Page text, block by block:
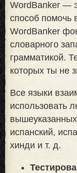
WordBanker —
способ помочь
WordBanker
словарного
грамматикой.
которых ты не
Все языки
использовать
испанский,
хинди и т. д.